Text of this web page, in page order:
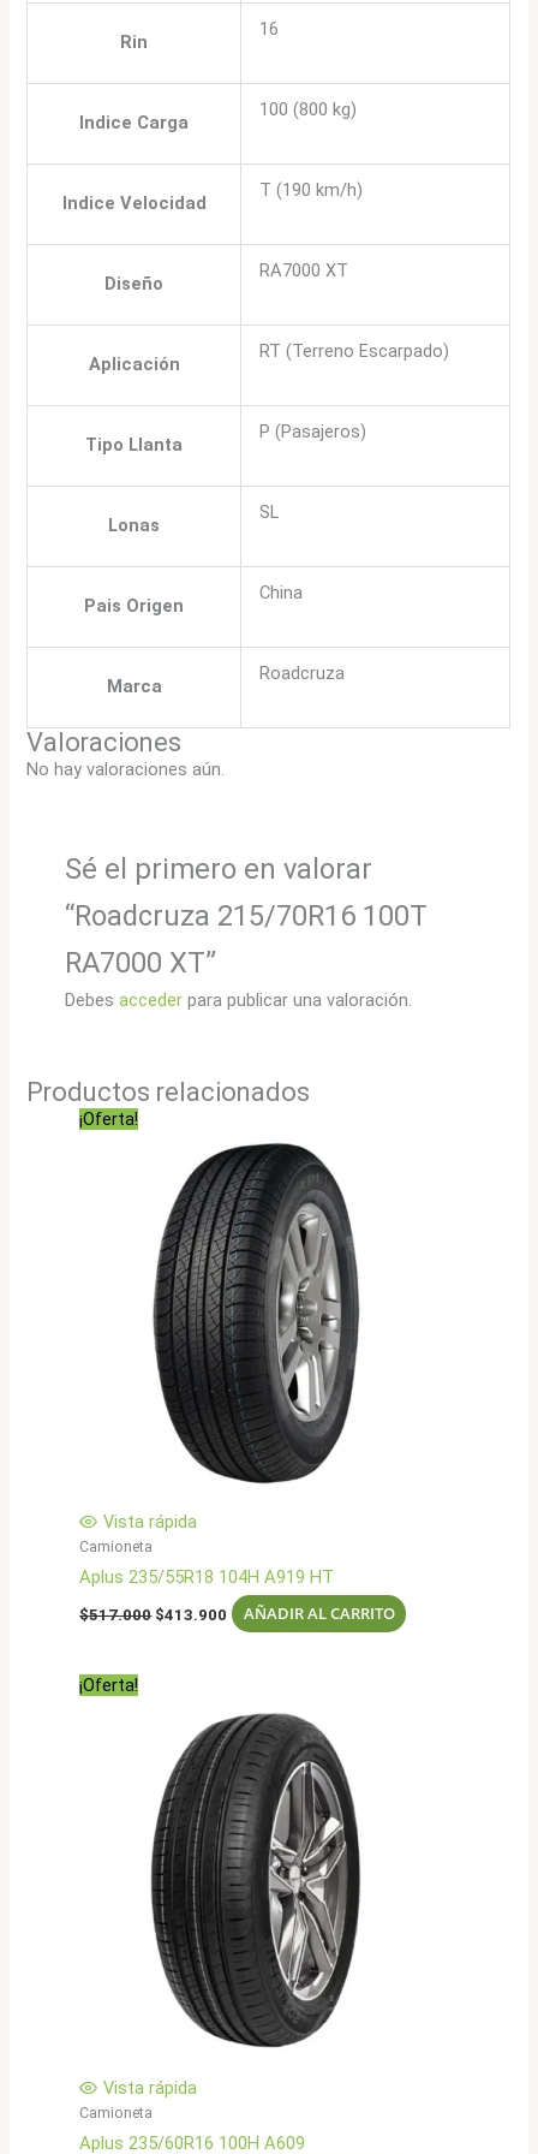
Rin
16
Indice Carga
100 (800 kg)
Indice Velocidad
T (190 km/h)
Diseño
RA7000 XT
Aplicación
RT (Terreno Escarpado)
Tipo Llanta
P (Pasajeros)
Lonas
SL
Pais Origen
China
Marca
Roadcruza
Valoraciones
No hay valoraciones aún.
Sé el primero en valorar
“Roadcruza 215/70R16 100T
RA7000 XT”
Debes accederpara publicar una valoración.
Productos relacionados
¡Oferta!
Vista rápida
Camioneta
Aplus 235/55R18 104H A919 HT
$517.000 El
$413.900 El
precio
AÑADIR AL CARRITO
¡Oferta!
Vista rápida
Camioneta
Aplus 235/60R16 100H A609